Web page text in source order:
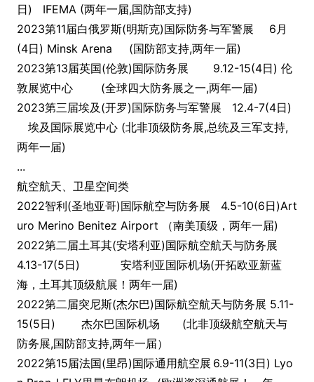
日) IFEMA (两年一届,国防部支持)
2023第11届白俄罗斯(明斯克)国际防务与军警展
6月
(4日) Minsk Arena
(国防部支持,两年一届)
2023第13届英国(伦敦)国际防务展
9.12-15(4日) 伦
敦展览中心
(全球四大防务展之一,两年一届)
2023第三届埃及(开罗)国际防务与军警展 12.4-7(4日)
埃及国际展览中心 (北非顶级防务展,总统及三军支持,
两年一届)
...
航空航天、卫星空间类
2022智利(圣地亚哥)国际航空与防务展 4.5-10(6日)Art
uro Merino Benitez Airport （南美顶级，两年一届)
2022第二届土耳其(安塔利亚)国际航空航天与防务展
4.13-17(5日) 安塔利亚国际机场(开拓欧亚新蓝
海，土耳其顶级航展！两年一届)
2022第二届突尼斯(杰尔巴)国际航空航天与防务展 5.11-
15(5日) 杰尔巴国际机场 (北非顶级航空航天与
防务展,国防部支持,两年一届）
2022第15届法国(里昂)国际通用航空展 6.9-11(3日) Lyo